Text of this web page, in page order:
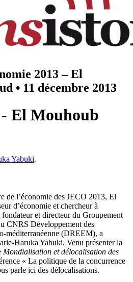
2013 – El
• 11 décembre 2013
El Mouhoub
Yabuki.
de l’économie des JECO 2013, El
d’économie et chercheur à
et directeur du Groupement
CNRS Développement des
méditerranéenne (DREEM), a
Haruka Yabuki. Venu présenter la
Mondialisation et délocalisation des
« La politique de la concurrence
parle ici des délocalisations.